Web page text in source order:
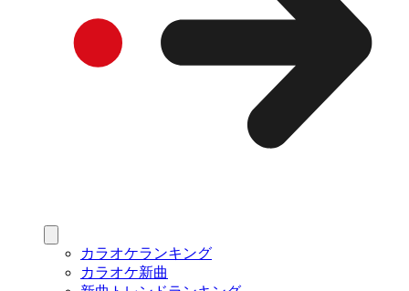
カラオケランキング
カラオケ新曲